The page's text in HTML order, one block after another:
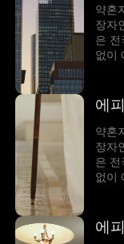
약혼
장자
은
없이
데.
에
약혼
장자
은
없이
데.
에